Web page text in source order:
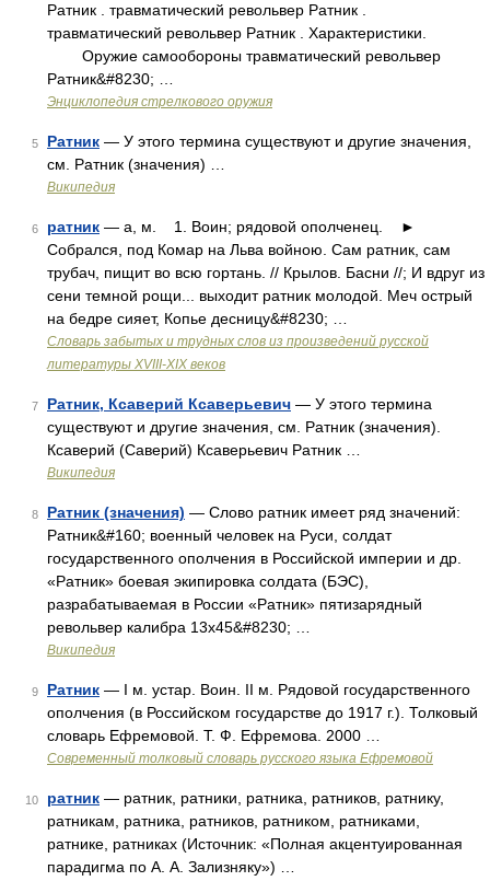
Ратник . травматический револьвер Ратник .
травматический револьвер Ратник . Характеристики.
Оружие самообороны травматический револьвер
Ратник&#8230; …
Энциклопедия стрелкового оружия
5 Ратник — У этого термина существуют и другие значения,
см. Ратник (значения) …
Википедия
6 ратник — а, м. 1. Воин; рядовой ополченец. ►
Собрался, под Комар на Льва войною. Сам ратник, сам
трубач, пищит во всю гортань. // Крылов. Басни //; И вдруг из
сени темной рощи... выходит ратник молодой. Меч острый
на бедре сияет, Копье десницу&#8230; …
Словарь забытых и трудных слов из произведений русской
литературы ХVIII-ХIХ веков
7 Ратник, Ксаверий Ксаверьевич — У этого термина
существуют и другие значения, см. Ратник (значения).
Ксаверий (Саверий) Ксаверьевич Ратник …
Википедия
8 Ратник (значения) — Слово ратник имеет ряд значений:
Ратник&#160; военный человек на Руси, солдат
государственного ополчения в Российской империи и др.
«Ратник» боевая экипировка солдата (БЭС),
разрабатываемая в России «Ратник» пятизарядный
револьвер калибра 13х45&#8230; …
Википедия
9 Ратник — I м. устар. Воин. II м. Рядовой государственного
ополчения (в Российском государстве до 1917 г.). Толковый
словарь Ефремовой. Т. Ф. Ефремова. 2000 …
Современный толковый словарь русского языка Ефремовой
10 ратник — ратник, ратники, ратника, ратников, ратнику,
ратникам, ратника, ратников, ратником, ратниками,
ратнике, ратниках (Источник: «Полная акцентуированная
парадигма по А. А. Зализняку») …